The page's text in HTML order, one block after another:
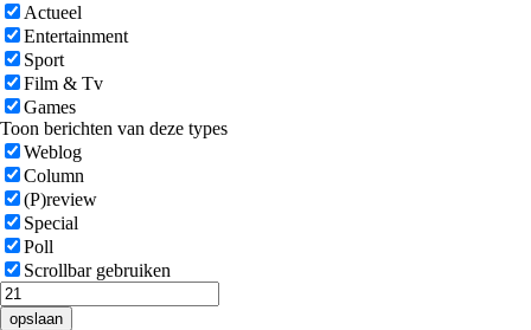
Actueel
Entertainment
Sport
Film & Tv
Games
Toon berichten van deze types
Weblog
Column
(P)review
Special
Poll
Scrollbar gebruiken
opslaan